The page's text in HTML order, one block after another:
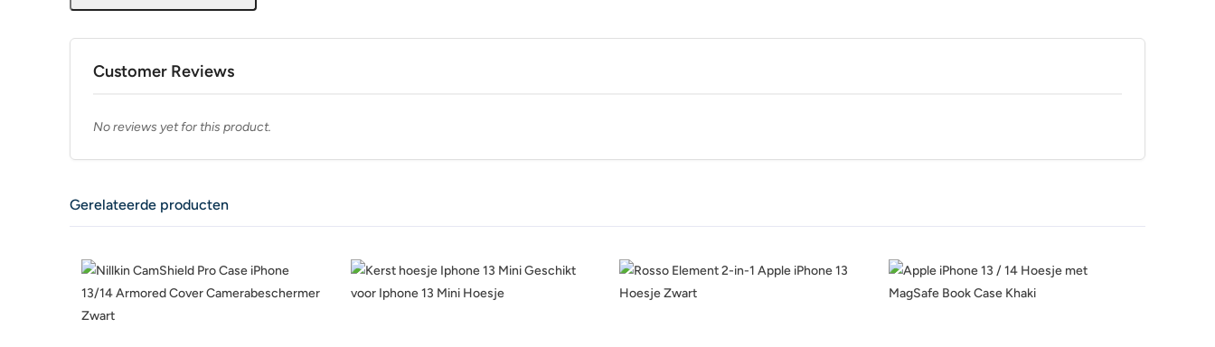
Customer Reviews
No reviews yet for this product.
Gerelateerde producten